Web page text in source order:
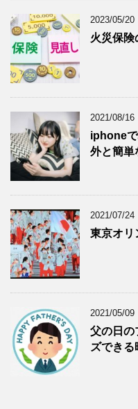
2023/05/20
火災保険
2021/08/16
iphone
外と簡単
2021/07/24
東京オリ
2021/05/09
父の日の
ズできる